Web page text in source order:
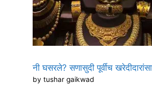
नी घसरले? सणासुदी पूर्वीच
by tushar gaikwad